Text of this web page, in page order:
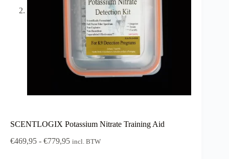
SCENTLOGIX Potassium Nitrate Training Aid
€469,95 - €779,95Prijsklasse:
incl. BTW